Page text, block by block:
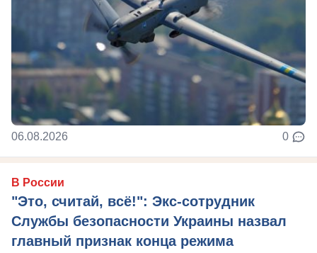
06.08.2026 0
В России
"Это, считай, всё!": Экс-сотрудник
Службы безопасности Украины назвал
главный признак конца режима